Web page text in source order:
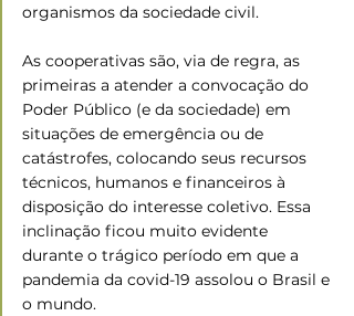
organismos da sociedade civil.
As cooperativas são, via de regra, as
primeiras a atender a convocação do
Poder Público (e da sociedade) em
situações de emergência ou de
catástrofes, colocando seus recursos
técnicos, humanos e financeiros à
disposição do interesse coletivo. Essa
inclinação ficou muito evidente
durante o trágico período em que a
pandemia da covid-19 assolou o Brasil e
o mundo.